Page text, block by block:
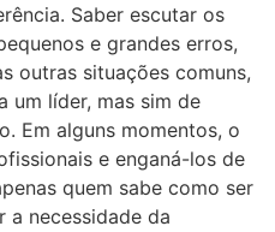
Saber escutar os
e grandes erros,
outras situações comuns,
um líder, mas sim de
Em alguns momentos, o
e enganá-los de
quem sabe como ser
a necessidade da